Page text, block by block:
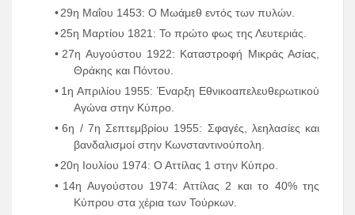
•29η Μαΐου 1453: Ο Μωάμεθ εντός των πυλών.
•25η Μαρτίου 1821: Το πρώτο φως της Λευτεριάς.
• 27η Αυγούστου 1922: Καταστροφή Μικράς Ασίας,
Θράκης και Πόντου.
• 1η Απριλίου 1955: Έναρξη Εθνικοαπελευθερωτικού
Αγώνα στην Κύπρο.
• 6η / 7η Σεπτεμβρίου 1955: Σφαγές, λεηλασίες και
βανδαλισμοί στην Κωνσταντινούπολη.
•20η Ιουλίου 1974: Ο Αττίλας 1 στην Κύπρο.
• 14η Αυγούστου 1974: Αττίλας 2 και το 40% της
Κύπρου στα χέρια των Τούρκων.